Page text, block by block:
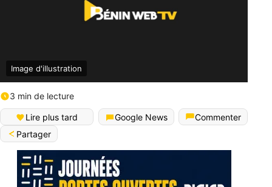
Image d'illustration
3 min de lecture
Lire plus tard Google News
Commenter
Partager